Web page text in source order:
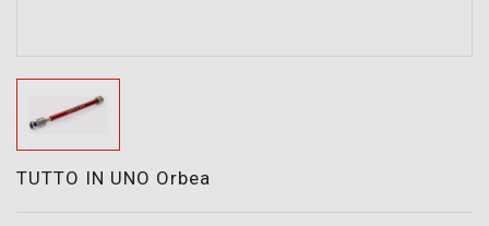
TUTTO IN UNO Orbea